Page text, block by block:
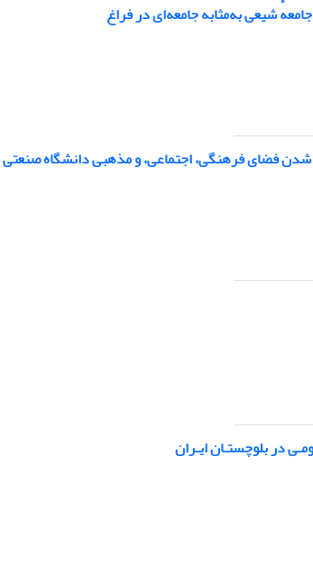
شیعی به‌مثابه جامعه‌ای در فراغ
شدن فضای فرهنگی، اجتماعی، و مذهبی دانشگاه
در بلوچستـان ایـران